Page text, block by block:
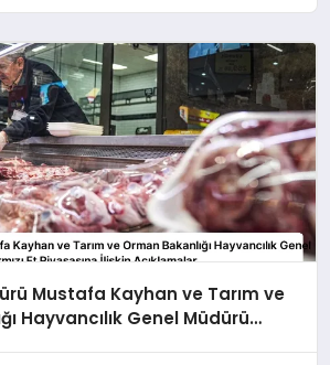
Mustafa Kayhan ve Tarım ve
Hayvancılık Genel Müdürü